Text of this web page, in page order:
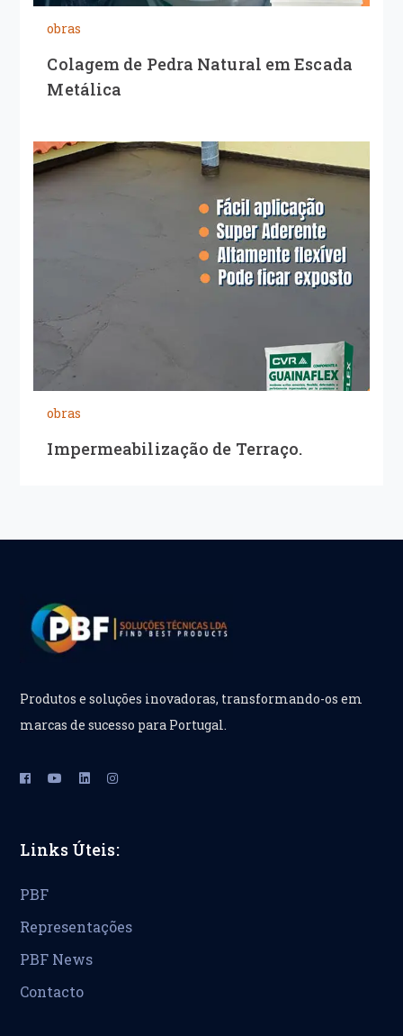
obras
Colagem de Pedra Natural em Escada
Metálica
obras
Impermeabilização de Terraço.
Produtos e soluções inovadoras, transformando-os em
marcas de sucesso para Portugal.
Links Úteis:
PBF
Representações
PBF News
Contacto